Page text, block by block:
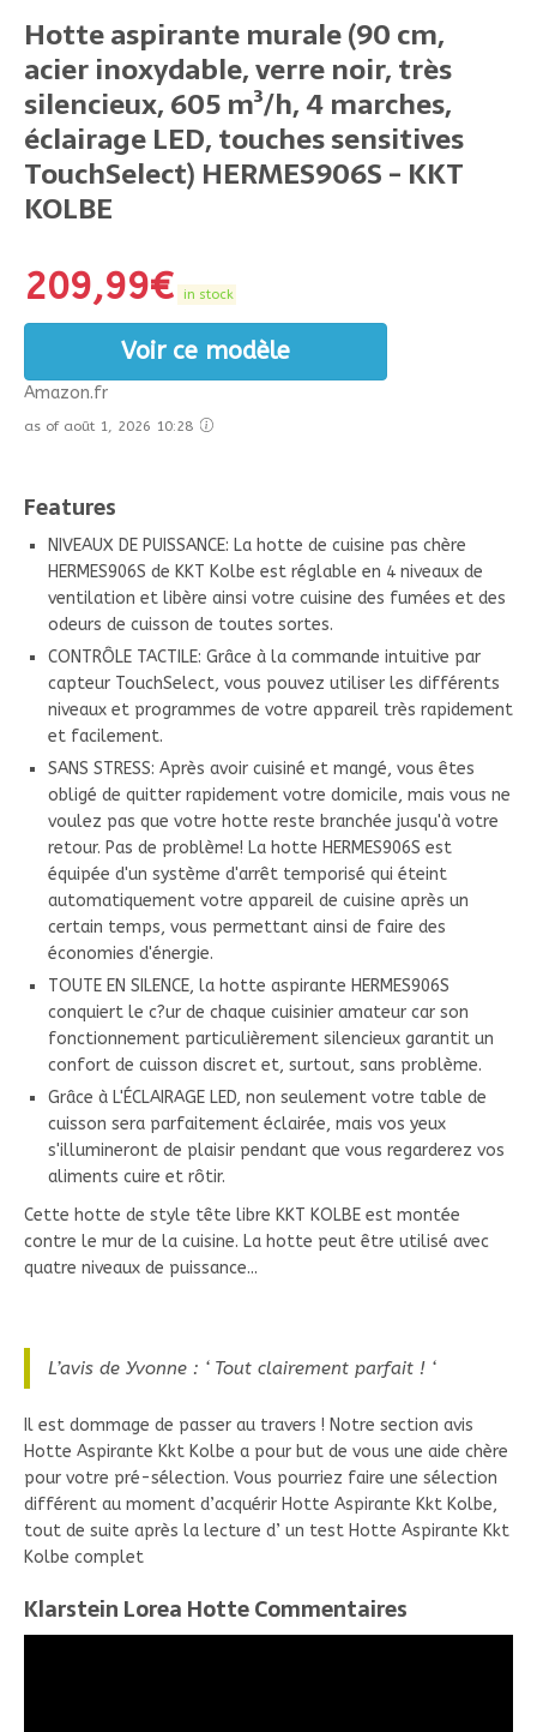
Hotte aspirante murale (90 cm,
acier inoxydable, verre noir, très
silencieux, 605 m³/h, 4 marches,
éclairage LED, touches sensitives
TouchSelect) HERMES906S - KKT
KOLBE
209,99€ in stock
Voir ce modèle
Amazon.fr
as of août 1, 2026 10:28
Features
NIVEAUX DE PUISSANCE: La hotte de cuisine pas chère
HERMES906S de KKT Kolbe est réglable en 4 niveaux de
ventilation et libère ainsi votre cuisine des fumées et des
odeurs de cuisson de toutes sortes.
CONTRÔLE TACTILE: Grâce à la commande intuitive par
capteur TouchSelect, vous pouvez utiliser les différents
niveaux et programmes de votre appareil très rapidement
et facilement.
SANS STRESS: Après avoir cuisiné et mangé, vous êtes
obligé de quitter rapidement votre domicile, mais vous ne
voulez pas que votre hotte reste branchée jusqu'à votre
retour. Pas de problème! La hotte HERMES906S est
équipée d'un système d'arrêt temporisé qui éteint
automatiquement votre appareil de cuisine après un
certain temps, vous permettant ainsi de faire des
économies d'énergie.
TOUTE EN SILENCE, la hotte aspirante HERMES906S
conquiert le c?ur de chaque cuisinier amateur car son
fonctionnement particulièrement silencieux garantit un
confort de cuisson discret et, surtout, sans problème.
Grâce à L'ÉCLAIRAGE LED, non seulement votre table de
cuisson sera parfaitement éclairée, mais vos yeux
s'illumineront de plaisir pendant que vous regarderez vos
aliments cuire et rôtir.
Cette hotte de style tête libre KKT KOLBE est montée
contre le mur de la cuisine. La hotte peut être utilisé avec
quatre niveaux de puissance...
L’avis de Yvonne : ‘ Tout clairement parfait ! ‘
Il est dommage de passer au travers ! Notre section avis
Hotte Aspirante Kkt Kolbe a pour but de vous une aide chère
pour votre pré-sélection. Vous pourriez faire une sélection
différent au moment d’acquérir Hotte Aspirante Kkt Kolbe,
tout de suite après la lecture d’ un test Hotte Aspirante Kkt
Kolbe complet
Klarstein Lorea Hotte Commentaires